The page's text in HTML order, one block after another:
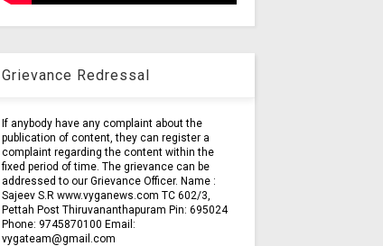
Grievance Redressal
If anybody have any complaint about the
publication of content, they can register a
complaint regarding the content within the
fixed period of time. The grievance can be
addressed to our Grievance Officer. Name :
Sajeev S.R www.vyganews.com TC 602/3,
Pettah Post Thiruvananthapuram Pin: 695024
Phone: 9745870100 Email:
vygateam@gmail.com